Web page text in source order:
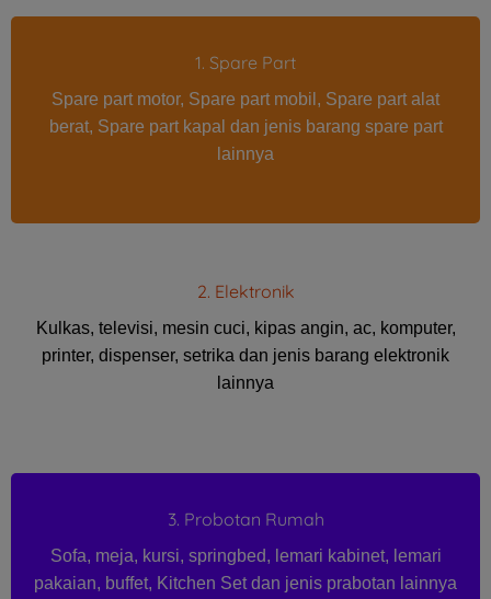
1. Spare Part
Spare part motor, Spare part mobil, Spare part alat
berat, Spare part kapal dan jenis barang spare part
lainnya
2. Elektronik
Kulkas, televisi, mesin cuci, kipas angin, ac, komputer,
printer, dispenser, setrika dan jenis barang elektronik
lainnya
3. Probotan Rumah
Sofa, meja, kursi, springbed, lemari kabinet, lemari
pakaian, buffet, Kitchen Set dan jenis prabotan lainnya